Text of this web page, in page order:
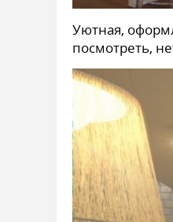
Уютная,
посмотреть,